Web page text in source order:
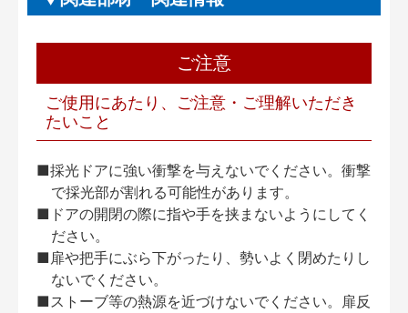
ご注意
ご使用にあたり、ご注意・ご理解いただき
たいこと
■採光ドアに強い衝撃を与えないでください。衝撃
で採光部が割れる可能性があります。
■ドアの開閉の際に指や手を挟まないようにしてく
ださい。
■扉や把手にぶら下がったり、勢いよく閉めたりし
ないでください。
■ストーブ等の熱源を近づけないでください。扉反